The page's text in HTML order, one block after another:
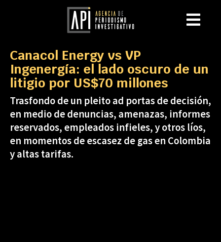
Canacol Energy vs VP
Ingenergía: el lado oscuro de un
litigio por US$70 millones
Trasfondo de un pleito ad portas de decisión,
en medio de denuncias, amenazas, informes
reservados, empleados infieles, y otros líos,
en momentos de escasez de gas en Colombia
y altas tarifas.